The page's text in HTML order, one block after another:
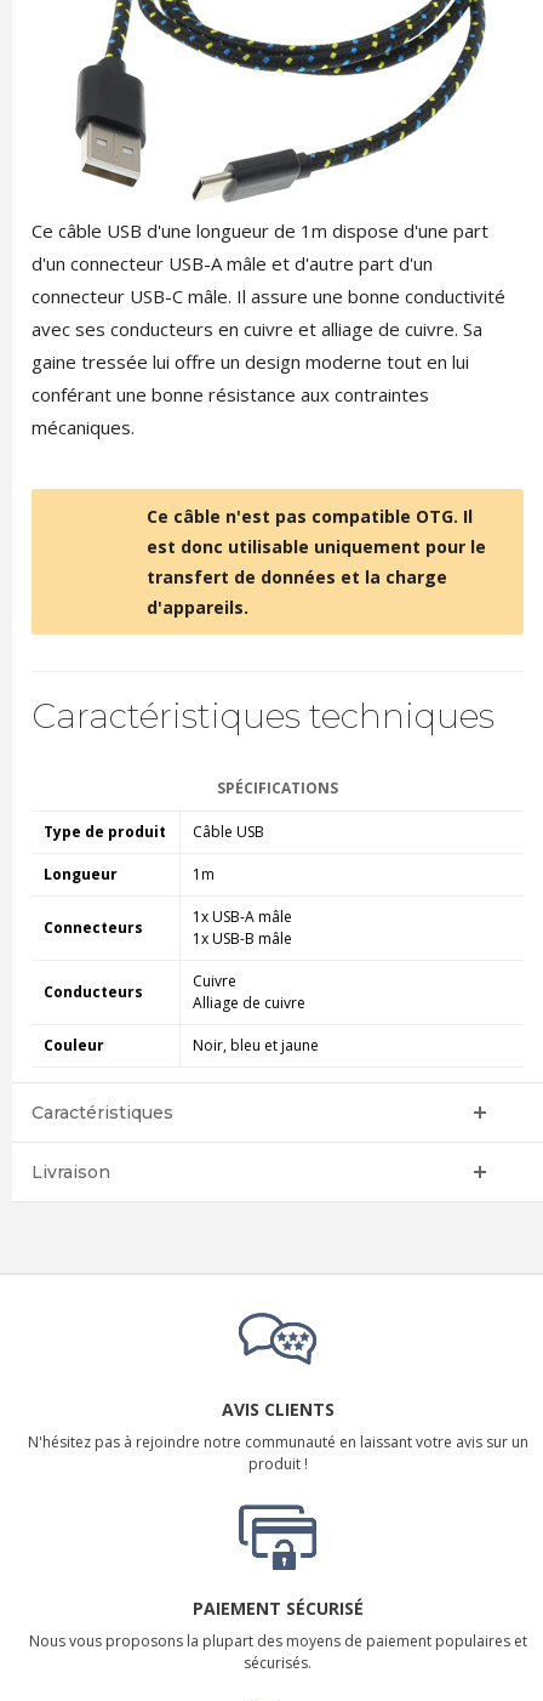
Ce câble USB d'une longueur de 1m dispose d'une part
d'un connecteur USB-A mâle et d'autre part d'un
connecteur USB-C mâle. Il assure une bonne conductivité
avec ses conducteurs en cuivre et alliage de cuivre. Sa
gaine tressée lui offre un design moderne tout en lui
conférant une bonne résistance aux contraintes
mécaniques.
Ce câble n'est pas compatible OTG. Il
est donc utilisable uniquement pour le
transfert de données et la charge
d'appareils.
Caractéristiques techniques
SPÉCIFICATIONS
Type de produit Câble USB
Longueur 1m
Connecteurs
1x USB-A mâle
1x USB-B mâle
Conducteurs
Cuivre
Alliage de cuivre
Couleur Noir, bleu et jaune
Caractéristiques
Livraison
AVIS CLIENTS
N'hésitez pas à rejoindre notre communauté en laissant votre avis sur un
produit !
PAIEMENT SÉCURISÉ
Nous vous proposons la plupart des moyens de paiement populaires et
sécurisés.